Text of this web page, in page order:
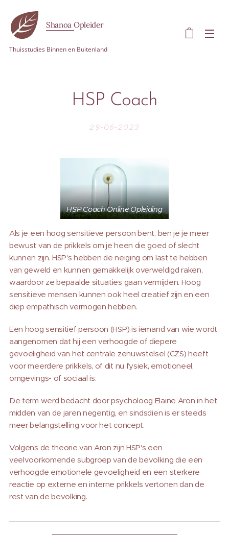
Shanoa Opleider
Thuisstudies Binnen en Buitenland
HSP Coach
29-06-2023
HSP Coach Online Opleiding
Als je een hoog sensitieve persoon bent, ben je je meer
bewust van de prikkels om je heen die goed of slecht
kunnen zijn. HSP's hebben de neiging om last te hebben
van geweld en kunnen gemakkelijk overweldigd raken,
waardoor ze bepaalde situaties gaan vermijden. Hoog
sensitieve mensen kunnen ook heel creatief zijn en een
diep empathisch vermogen hebben.
Een hoog sensitief persoon (HSP) is iemand van wie wordt
aangenomen dat hij een verhoogde of diepere
gevoeligheid van het centrale zenuwstelsel (CZS) heeft
voor meerdere prikkels, of dit nu fysiek, emotioneel,
omgevings- of sociaal is.
De term werd bedacht door psycholoog Elaine Aron in het
midden van de jaren negentig, en sindsdien is er steeds
meer belangstelling voor het concept.
Volgens de theorie van Aron zijn HSP's een
veelvoorkomende subgroep van de bevolking die een
verhoogde emotionele gevoeligheid en een sterkere
reactie op externe en interne prikkels vertonen dan de
rest van de bevolking.